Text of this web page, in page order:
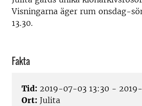
Visningarna äger rum onsdag-
13.30.
Fakta
Tid: 2019-07-03 13:30 -
Ort: Julita